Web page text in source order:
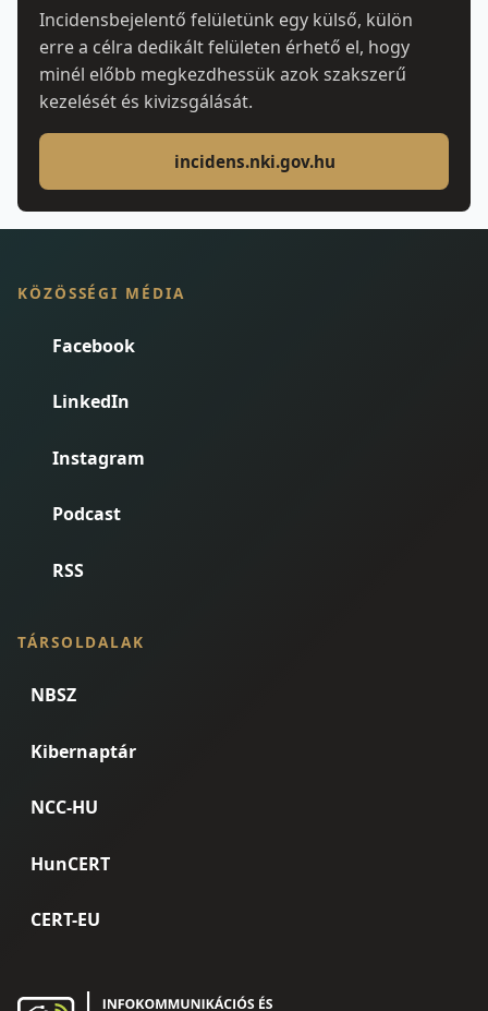
Incidensbejelentő felületünk egy külső, külön
erre a célra dedikált felületen érhető el, hogy
minél előbb megkezdhessük azok szakszerű
kezelését és kivizsgálását.
incidens.nki.gov.hu
KÖZÖSSÉGI MÉDIA
Facebook
LinkedIn
Instagram
Podcast
RSS
TÁRSOLDALAK
NBSZ
Kibernaptár
NCC-HU
HunCERT
CERT-EU